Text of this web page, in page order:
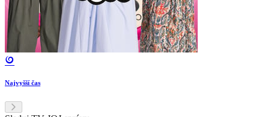
Najvyšší čas